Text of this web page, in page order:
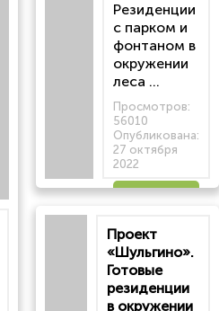
Резиденции
с парком и
фонтаном в
окружении
леса ...
Просмотров:
56010
Опубликована:
27 октября
2022
статью
Проект
«Шульгино».
Готовые
резиденции
в окружении